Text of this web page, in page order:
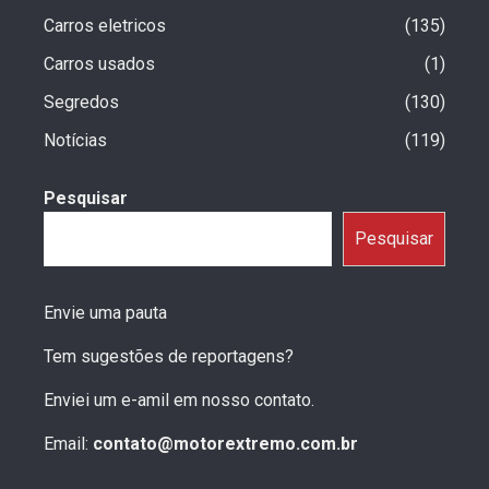
Carros eletricos
135
Carros usados
1
Segredos
130
Notícias
119
Pesquisar
Pesquisar
Envie uma pauta
Tem sugestões de reportagens?
Enviei um e-amil em nosso contato.
Email: contato@motorextremo.com.br